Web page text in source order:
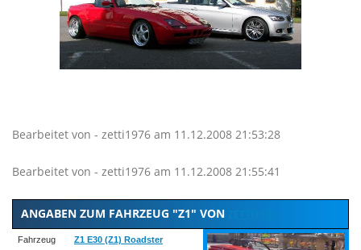
Bearbeitet von - zetti1976 am 11.12.2008 21:53:28
Bearbeitet von - zetti1976 am 11.12.2008 21:55:41
ANGABEN ZUM FAHRZEUG "Z1" VON
Fahrzeug Z1 E30 (Z1) Roadster